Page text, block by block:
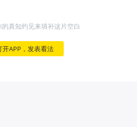
真知灼见来填补这片空白
开APP，发表看法